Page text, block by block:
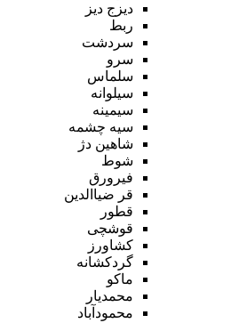
دیزج دیز
ربط
سردشت
سرو
سلماس
سیلوانه
سیمینه
سیه چشمه
شاهین دژ
شوط
فیرورق
قر ضیاالدین
قطور
قوشچی
کشاورز
گردکشانه
ماکو
محمدیار
محمودآباد